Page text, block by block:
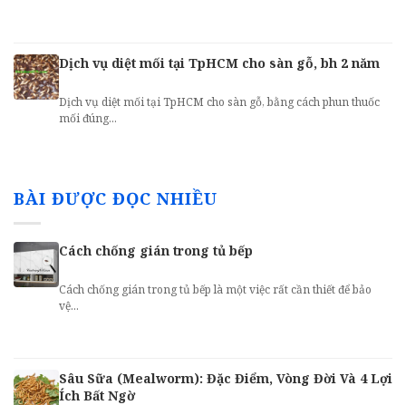
Dịch vụ diệt mối tại TpHCM cho sàn gỗ, bh 2 năm
Dịch vụ diệt mối tại TpHCM cho sàn gỗ, bằng cách phun thuốc
mối đúng...
BÀI ĐƯỢC ĐỌC NHIỀU
Cách chống gián trong tủ bếp
Cách chống gián trong tủ bếp là một việc rất cần thiết để bảo
vệ...
Sâu Sữa (Mealworm): Đặc Điểm, Vòng Đời Và 4 Lợi
Ích Bất Ngờ